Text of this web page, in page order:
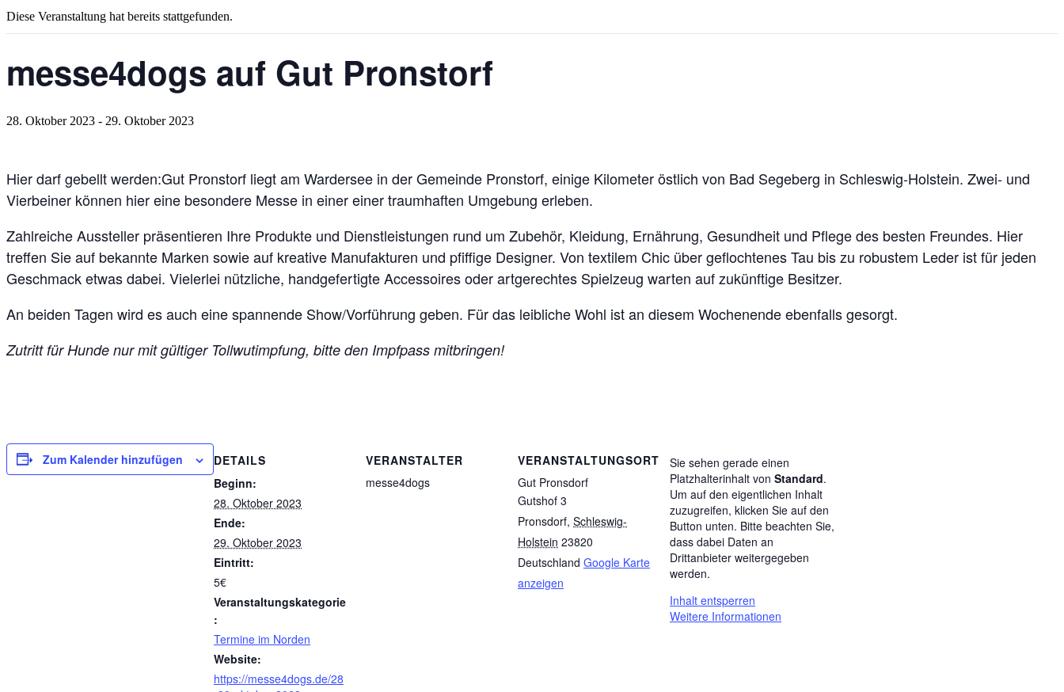
Diese Veranstaltung hat bereits stattgefunden.
messe4dogs auf Gut Pronstorf
28. Oktober 2023 - 29. Oktober 2023
Hier darf gebellt werden:Gut Pronstorf liegt am Wardersee in der Gemeinde Pronstorf, einige Kilometer östlich von Bad Segeberg in Schleswig-Holstein. Zwei- und
Vierbeiner können hier eine besondere Messe in einer einer traumhaften Umgebung erleben.
Zahlreiche Aussteller präsentieren Ihre Produkte und Dienstleistungen rund um Zubehör, Kleidung, Ernährung, Gesundheit und Pflege des besten Freundes. Hier
treffen Sie auf bekannte Marken sowie auf kreative Manufakturen und pfiffige Designer. Von textilem Chic über geflochtenes Tau bis zu robustem Leder ist für jeden
Geschmack etwas dabei. Vielerlei nützliche, handgefertigte Accessoires oder artgerechtes Spielzeug warten auf zukünftige Besitzer.
An beiden Tagen wird es auch eine spannende Show/Vorführung geben. Für das leibliche Wohl ist an diesem Wochenende ebenfalls gesorgt.
Zutritt für Hunde nur mit gültiger Tollwutimpfung, bitte den Impfpass mitbringen!
Zum Kalender hinzufügen
DETAILS
Beginn:
28. Oktober 2023
Ende:
29. Oktober 2023
Eintritt:
5€
Veranstaltungskategorie
:
Termine im Norden
Website:
https://messe4dogs.de/28
VERANSTALTER
messe4dogs
VERANSTALTUNGSORT
Gut Pronsdorf
Gutshof 3
Pronsdorf, Schleswig-
Holstein 23820
Deutschland Google Karte
anzeigen
Sie sehen gerade einen
Platzhalterinhalt von Standard.
Um auf den eigentlichen Inhalt
zuzugreifen, klicken Sie auf den
Button unten. Bitte beachten Sie,
dass dabei Daten an
Drittanbieter weitergegeben
werden.
Inhalt entsperren
Weitere Informationen